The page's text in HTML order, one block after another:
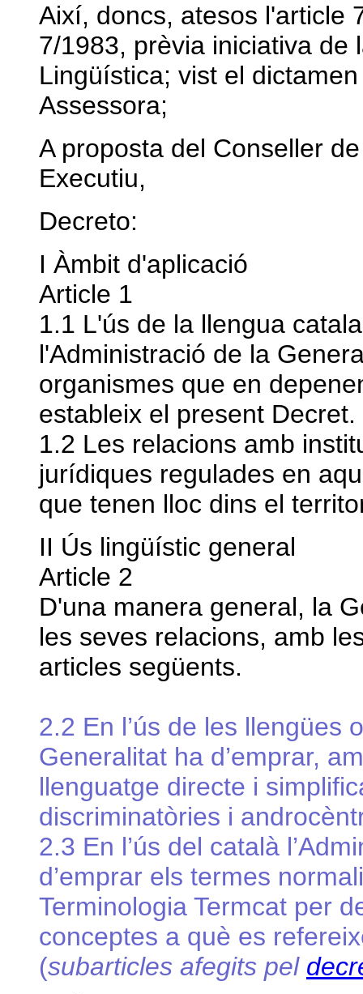
Així, doncs, atesos l'article
7/1983, prèvia iniciativa de
Lingüística; vist el
Assessora;
A proposta del Conseller
Executiu,
Decreto:
I Àmbit d'aplicació
Article 1
1.1 L'ús de la llengua
l'Administració de la
organismes que en
estableix el present Decret.
1.2 Les relacions amb
jurídiques regulades en
que tenen lloc dins el
II Ús lingüístic general
Article 2
D'una manera general, la
les seves relacions, amb
articles següents.
2.2 En l’ús de les llengües
Generalitat ha d’emprar,
llenguatge directe i
discriminatòries i
2.3 En l’ús del català
d’emprar els termes
Terminologia Termcat per
conceptes a què es
(subarticles afegits pel